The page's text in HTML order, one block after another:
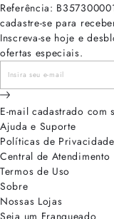
Referência:
cadastre-se para
Inscreva-se hoje e
ofertas especiais.
E-mail cadastrado com
Ajuda e Suporte
Políticas de Privacidade
Central de Atendimento
Termos de Uso
Sobre
Nossas Lojas
Seja um Franqueado